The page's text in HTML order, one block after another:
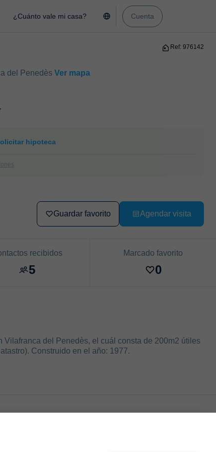
¿Cuánto vale mi casa? Cuenta
Ref: 976142
del Penedès Ver mapa
hipoteca
Guardar favorito Agendar visita
recibidos
5
Marcado favorito
0
Vilafranca del Penedès, el cuál consta de 200m2 útiles
Construido en el año: 1977.